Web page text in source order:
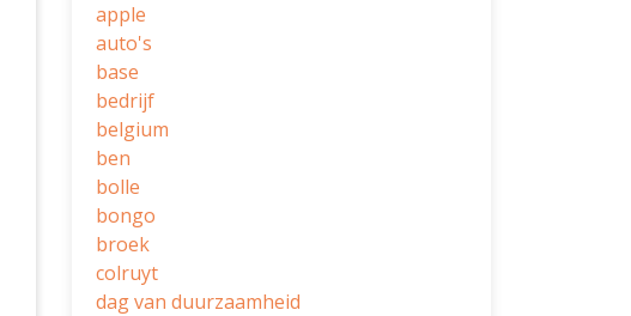
apple
auto's
base
bedrijf
belgium
ben
bolle
bongo
broek
colruyt
dag van duurzaamheid